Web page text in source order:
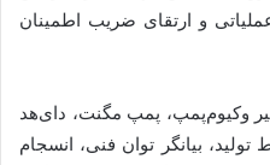
و ارتقای ضریب اطمینان
وکیوم‌پمپ، پمپ مگنت، دای‌هد
بیانگر توان فنی، انسجام